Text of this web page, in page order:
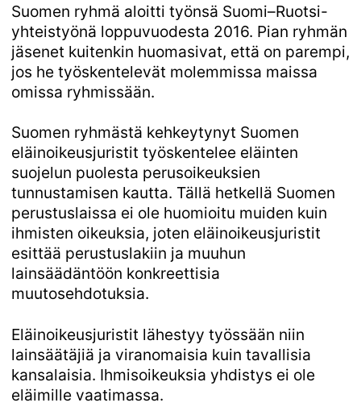
Suomen ryhmä aloitti työnsä Suomi–Ruotsi-
yhteistyönä loppuvuodesta 2016. Pian ryhmän
jäsenet kuitenkin huomasivat, että on parempi,
jos he työskentelevät molemmissa maissa
omissa ryhmissään.
Suomen ryhmästä kehkeytynyt Suomen
eläinoikeusjuristit työskentelee eläinten
suojelun puolesta perusoikeuksien
tunnustamisen kautta. Tällä hetkellä Suomen
perustuslaissa ei ole huomioitu muiden kuin
ihmisten oikeuksia, joten eläinoikeusjuristit
esittää perustuslakiin ja muuhun
lainsäädäntöön konkreettisia
muutosehdotuksia.
Eläinoikeusjuristit lähestyy työssään niin
lainsäätäjiä ja viranomaisia kuin tavallisia
kansalaisia. Ihmisoikeuksia yhdistys ei ole
eläimille vaatimassa.